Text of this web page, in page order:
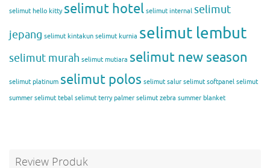
selimut hello kitty selimut hotel selimut internal selimut
jepang selimut kintakun selimut kurnia selimut lembut
selimut murah selimut mutiara selimut new season
selimut platinum selimut polos selimut salur selimut softpanel selimut
summer selimut tebal selimut terry palmer selimut zebra summer blanket
Review Produk